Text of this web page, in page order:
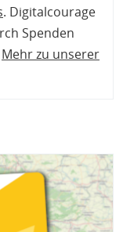
. Digitalcourage
Spenden
Mehr zu unserer